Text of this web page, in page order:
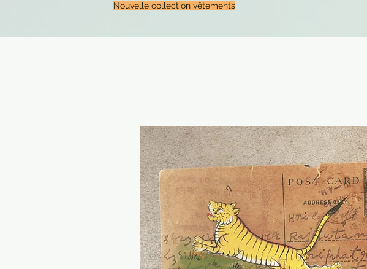
Nouvelle collection vêtements